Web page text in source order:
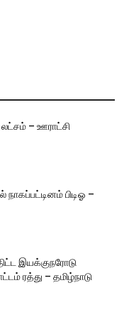
லட்சம் – ஊராட்சி
பிடிஓ –
இயக்குநரோடு
ரத்து – தமிழ்நாடு